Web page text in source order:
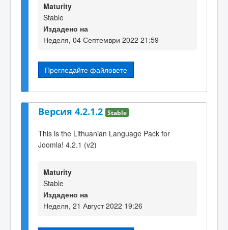
Maturity
Stable
Издадено на
Неделя, 04 Септември 2022 21:59
Прегледайте файловете
Версия 4.2.1.2 Stable
This is the Lithuanian Language Pack for
Joomla! 4.2.1 (v2)
Maturity
Stable
Издадено на
Неделя, 21 Август 2022 19:26